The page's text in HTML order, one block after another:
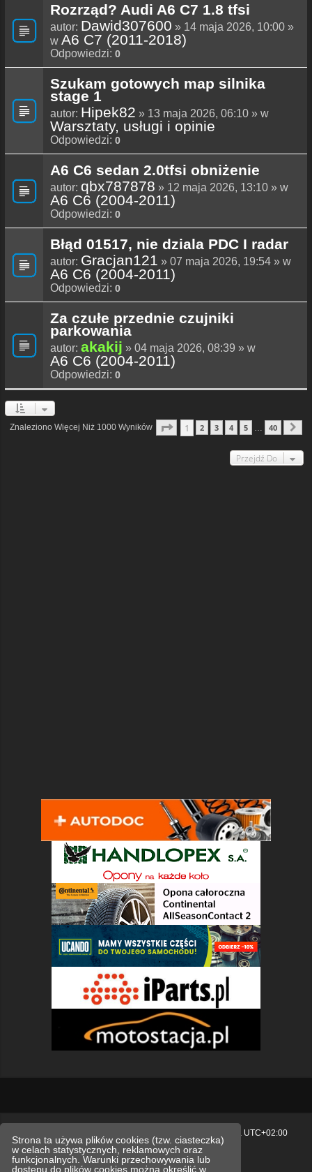
Strona ta używa plików cookies (tzw. ciasteczka)
w celach statystycznych, reklamowych oraz
funkcjonalnych. Warunki przechowywania lub
dostępu do plików cookies można określić w
Rozrząd? Audi A6 C7 1.8 tfsi
autor: Dawid307600 » 14 maja 2026, 10:00 »
w A6 C7 (2011-2018)
Odpowiedzi: 0
Szukam gotowych map silnika
stage 1
autor: Hipek82 » 13 maja 2026, 06:10 » w
Warsztaty, usługi i opinie
Odpowiedzi: 0
A6 C6 sedan 2.0tfsi obniżenie
autor: qbx787878 » 12 maja 2026, 13:10 » w
A6 C6 (2004-2011)
Odpowiedzi: 0
Błąd 01517, nie dziala PDC I radar
autor: Gracjan121 » 07 maja 2026, 19:54 » w
A6 C6 (2004-2011)
Odpowiedzi: 0
Za czułe przednie czujniki
parkowania
autor: akakij » 04 maja 2026, 08:39 » w
A6 C6 (2004-2011)
Odpowiedzi: 0
Znaleziono Więcej Niż 1000 Wyników Strona1 40
1 2 3 4 5 40
Przejdź Do
UTC+02:00
Polityka prywatności.